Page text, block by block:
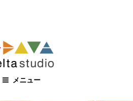
メニュー